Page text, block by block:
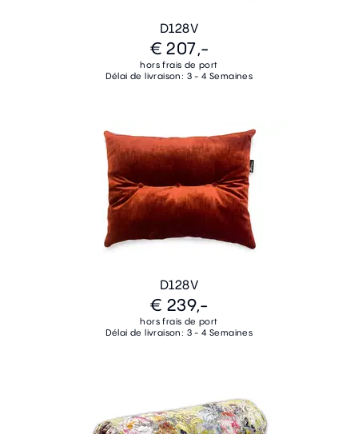
D128V
€ 207,-
hors frais de port
Délai de livraison: 3 - 4 Semaines
D128V
€ 239,-
hors frais de port
Délai de livraison: 3 - 4 Semaines